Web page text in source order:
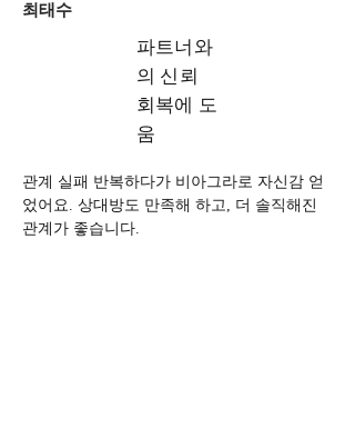
최태수
파트너와
의 신뢰
회복에 도
움
관계 실패 반복하다가 비아그라로 자신감 얻
었어요. 상대방도 만족해 하고, 더 솔직해진
관계가 좋습니다.